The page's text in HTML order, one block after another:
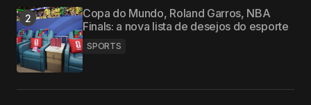
Copa do Mundo, Roland Garros, NBA
Finals: a nova lista de desejos do esporte
SPORTS